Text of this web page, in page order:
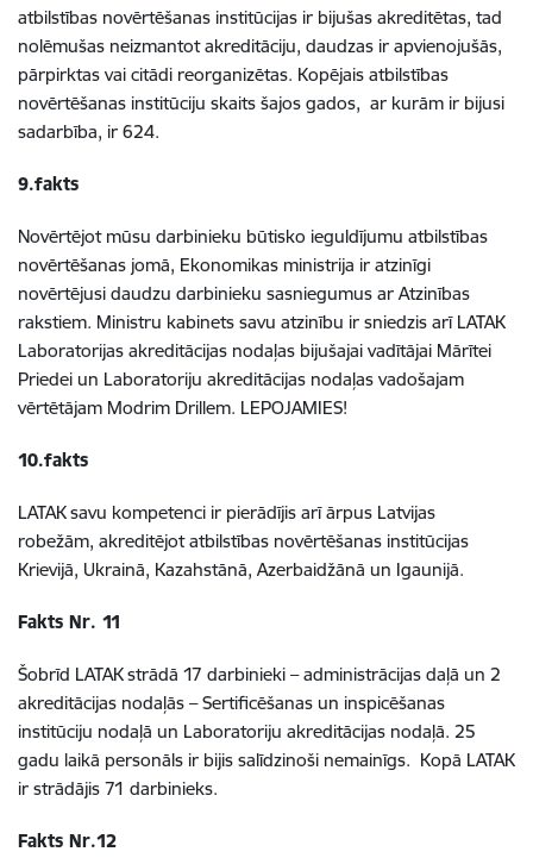
atbilstības novērtēšanas institūcijas ir bijušas akreditētas, tad
nolēmušas neizmantot akreditāciju, daudzas ir apvienojušās,
pārpirktas vai citādi reorganizētas. Kopējais atbilstības
novērtēšanas institūciju skaits šajos gados, ar kurām ir bijusi
sadarbība, ir 624.
9.fakts
Novērtējot mūsu darbinieku būtisko ieguldījumu atbilstības
novērtēšanas jomā, Ekonomikas ministrija ir atzinīgi
novērtējusi daudzu darbinieku sasniegumus ar Atzinības
rakstiem. Ministru kabinets savu atzinību ir sniedzis arī LATAK
Laboratorijas akreditācijas nodaļas bijušajai vadītājai Mārītei
Priedei un Laboratoriju akreditācijas nodaļas vadošajam
vērtētājam Modrim Drillem. LEPOJAMIES!
10.fakts
LATAK savu kompetenci ir pierādījis arī ārpus Latvijas
robežām, akreditējot atbilstības novērtēšanas institūcijas
Krievijā, Ukrainā, Kazahstānā, Azerbaidžānā un Igaunijā.
Fakts Nr. 11
Šobrīd LATAK strādā 17 darbinieki – administrācijas daļā un 2
akreditācijas nodaļās – Sertificēšanas un inspicēšanas
institūciju nodaļā un Laboratoriju akreditācijas nodaļā. 25
gadu laikā personāls ir bijis salīdzinoši nemainīgs. Kopā LATAK
ir strādājis 71 darbinieks.
Fakts Nr.12